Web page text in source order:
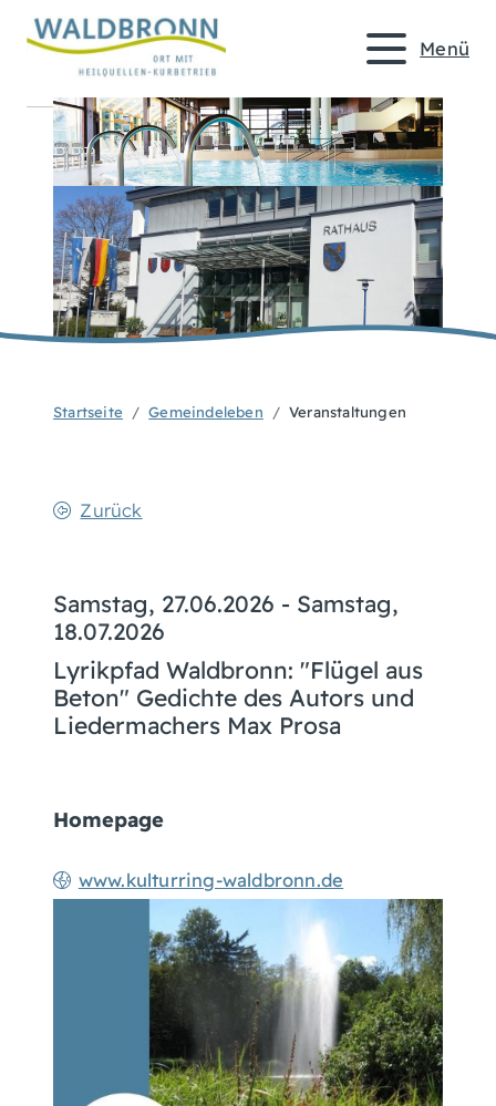
Menü
Startseite Gemeindeleben Veranstaltungen
Zurück
Samstag, 27.06.2026 - Samstag,
18.07.2026
Lyrikpfad Waldbronn: "Flügel aus
Beton" Gedichte des Autors und
Liedermachers Max Prosa
Homepage
www.kulturring-waldbronn.de